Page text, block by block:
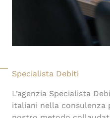
Specialista Debiti
L’agenzia Specialista
italiani nella consulenza